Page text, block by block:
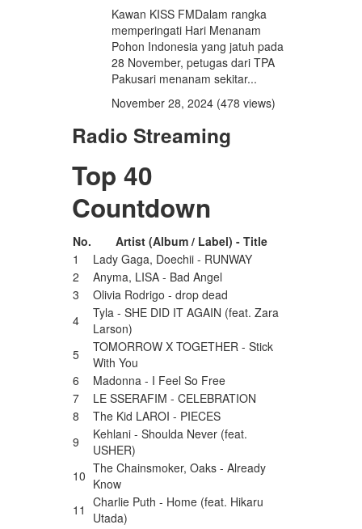
Kawan KISS FMDalam rangka
memperingati Hari Menanam
Pohon Indonesia yang jatuh pada
28 November, petugas dari TPA
Pakusari menanam sekitar...
November 28, 2024(478 views)
Radio Streaming
Top 40
Countdown
No.
Artist (Album / Label) - Title
1
Lady Gaga, Doechii - RUNWAY
2
Anyma, LISA - Bad Angel
3
Olivia Rodrigo - drop dead
4
Tyla - SHE DID IT AGAIN (feat. Zara
Larson)
5
TOMORROW X TOGETHER - Stick
With You
6
Madonna - I Feel So Free
7
LE SSERAFIM - CELEBRATION
8
The Kid LAROI - PIECES
9
Kehlani - Shoulda Never (feat.
USHER)
10 The Chainsmoker, Oaks - Already
Know
11 Charlie Puth - Home (feat. Hikaru
Utada)